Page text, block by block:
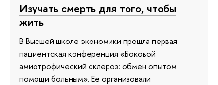
Изучать смерть для того, чтобы
жить
В Высшей школе экономики прошла первая
пациентская конференция «Боковой
амиотрофический склероз: обмен опытом
помощи больным». Ее организовали